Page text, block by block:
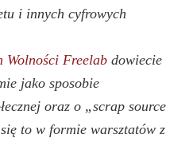
i innych cyfrowych
Wolności Freelab dowiecie
jako sposobie
oraz o „scrap source
to w formie warsztatów z